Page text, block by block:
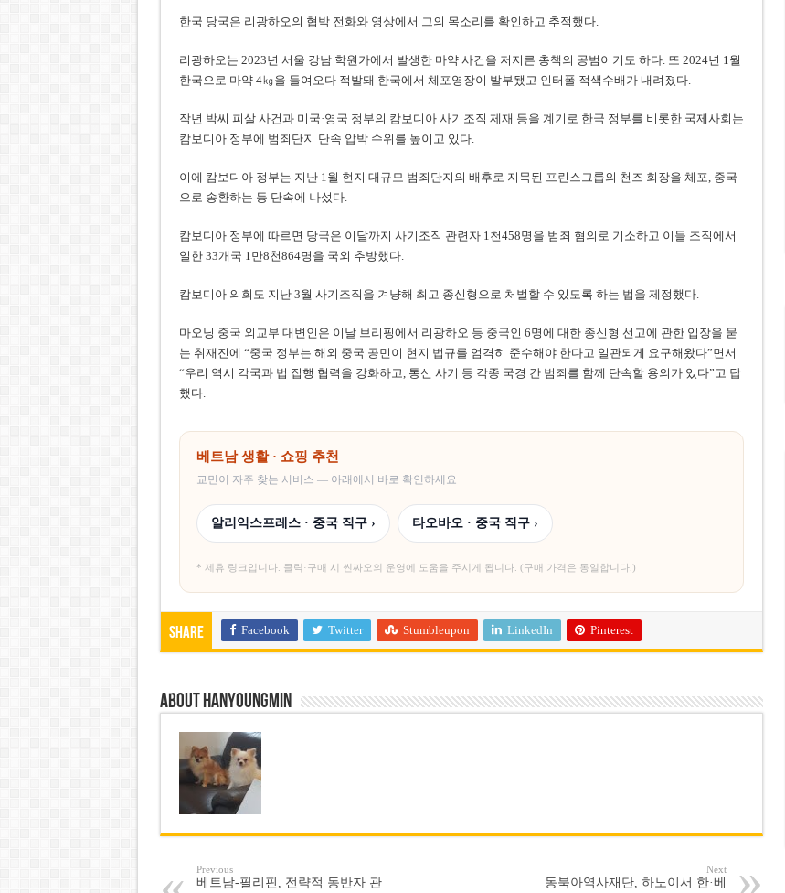
한국 당국은 리광하오의 협박 전화와 영상에서 그의 목소리를 확인하고 추적했다.
리광하오는 2023년 서울 강남 학원가에서 발생한 마약 사건을 저지른 총책의 공범이기도 하다. 또 2024년 1월
한국으로 마약 4㎏을 들여오다 적발돼 한국에서 체포영장이 발부됐고 인터폴 적색수배가 내려졌다.
작년 박씨 피살 사건과 미국·영국 정부의 캄보디아 사기조직 제재 등을 계기로 한국 정부를 비롯한 국제사회는
캄보디아 정부에 범죄단지 단속 압박 수위를 높이고 있다.
이에 캄보디아 정부는 지난 1월 현지 대규모 범죄단지의 배후로 지목된 프린스그룹의 천즈 회장을 체포, 중국
으로 송환하는 등 단속에 나섰다.
캄보디아 정부에 따르면 당국은 이달까지 사기조직 관련자 1천458명을 범죄 혐의로 기소하고 이들 조직에서
일한 33개국 1만8천864명을 국외 추방했다.
캄보디아 의회도 지난 3월 사기조직을 겨냥해 최고 종신형으로 처벌할 수 있도록 하는 법을 제정했다.
마오닝 중국 외교부 대변인은 이날 브리핑에서 리광하오 등 중국인 6명에 대한 종신형 선고에 관한 입장을 묻
는 취재진에 “중국 정부는 해외 중국 공민이 현지 법규를 엄격히 준수해야 한다고 일관되게 요구해왔다”면서
“우리 역시 각국과 법 집행 협력을 강화하고, 통신 사기 등 각종 국경 간 범죄를 함께 단속할 용의가 있다”고 답
했다.
베트남 생활 · 쇼핑 추천
교민이 자주 찾는 서비스 — 아래에서 바로 확인하세요
알리익스프레스 · 중국 직구 › 타오바오 · 중국 직구 ›
* 제휴 링크입니다. 클릭·구매 시 씬짜오의 운영에 도움을 주시게 됩니다. (구매 가격은 동일합니다.)
Share Facebook Twitter Stumbleupon LinkedIn Pinterest
About hanyoungmin
Previous
베트남-필리핀, 전략적 동반자 관
Next
동북아역사재단, 하노이서 한·베